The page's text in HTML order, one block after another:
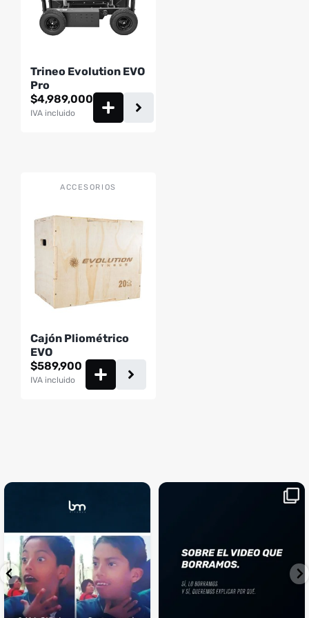
Trineo Evolution EVO
Pro
$4,989,000
IVA incluido
ACCESORIOS
Cajón Pliométrico
EVO
$589,900
IVA incluido
...
4 2